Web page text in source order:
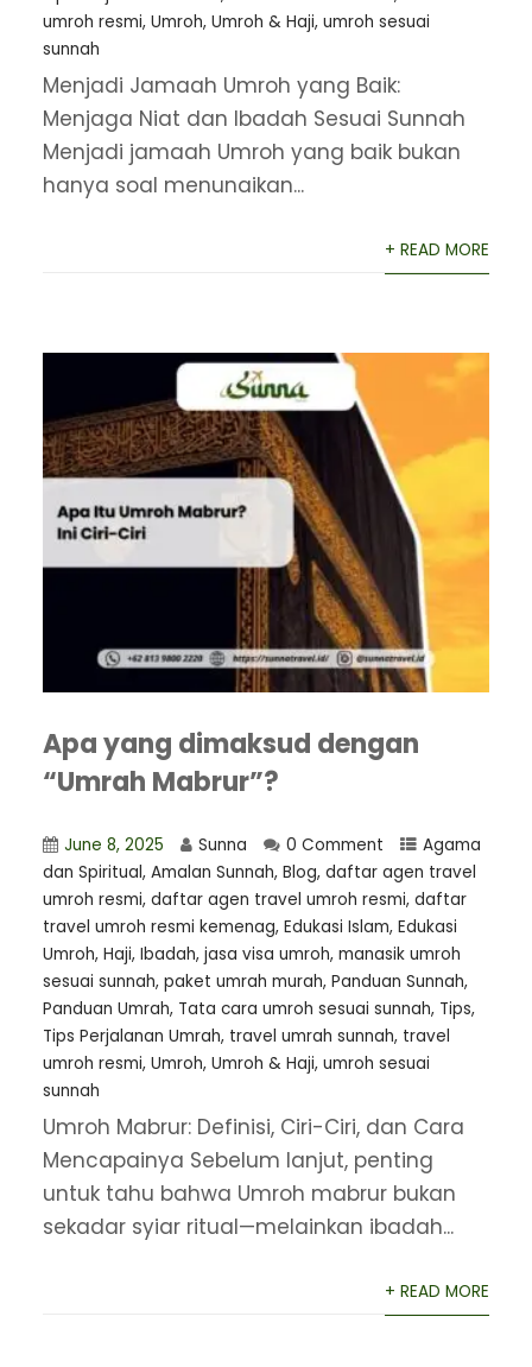
umroh resmi, Umroh, Umroh & Haji, umroh sesuai
sunnah
Menjadi Jamaah Umroh yang Baik:
Menjaga Niat dan Ibadah Sesuai Sunnah
Menjadi jamaah Umroh yang baik bukan
hanya soal menunaikan...
+ READ MORE
Apa yang dimaksud dengan
“Umrah Mabrur”?
June 8, 2025 Sunna 0 Comment
Agama
dan Spiritual, Amalan Sunnah, Blog, daftar agen travel
umroh resmi, ⁠daftar agen travel umroh resmi, daftar
travel umroh resmi kemenag, Edukasi Islam, Edukasi
Umroh, Haji, Ibadah, jasa visa umroh, manasik umroh
sesuai sunnah, paket umrah murah, Panduan Sunnah,
Panduan Umrah, Tata cara umroh sesuai sunnah, Tips,
Tips Perjalanan Umrah, travel umrah sunnah, travel
umroh resmi, Umroh, Umroh & Haji, umroh sesuai
sunnah
Umroh Mabrur: Definisi, Ciri-Ciri, dan Cara
Mencapainya Sebelum lanjut, penting
untuk tahu bahwa Umroh mabrur bukan
sekadar syiar ritual—melainkan ibadah...
+ READ MORE